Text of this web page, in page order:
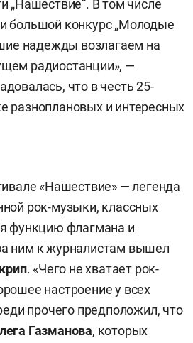
„Нашествие“. В том числе
большой конкурс „Молодые
надежды возлагаем на
радиостанции», —
что в честь 25-
разноплановых и интересных
«Нашествие» — легенда
рок-музыки, классных
функцию флагмана и
ним к журналистам вышел
. «Чего не хватает рок-
настроение у всех
прочего предположил, что
Газманова, которых